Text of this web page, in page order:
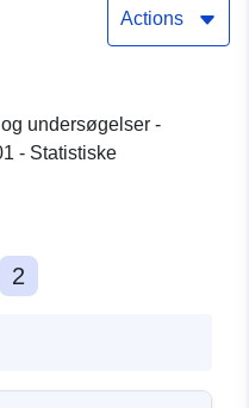
Actions
undersøgelser -
- Statistiske
2